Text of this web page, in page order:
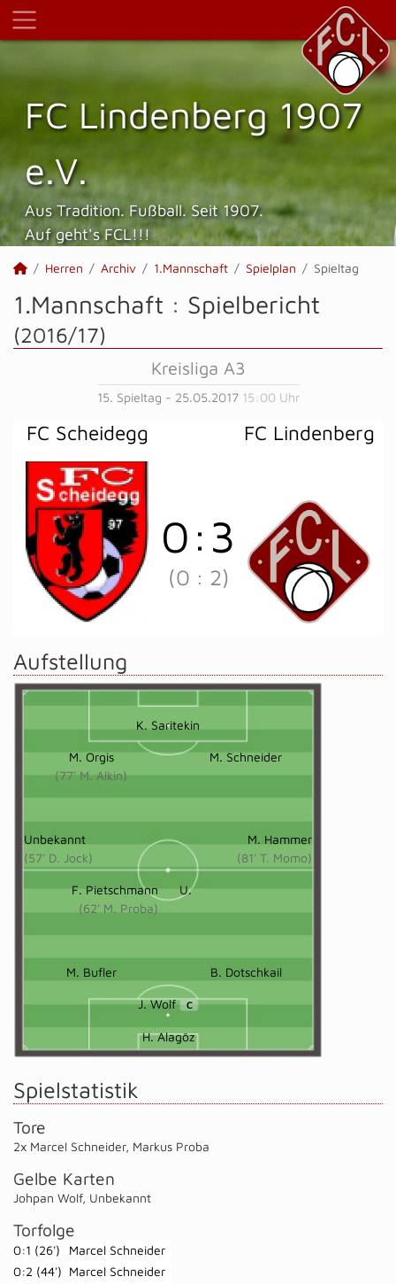
FC Lindenberg 1907
e.V.
Aus Tradition. Fußball. Seit 1907.
Auf geht's FCL!!!
Herren Archiv 1.Mannschaft Spielplan Spieltag
1.Mannschaft : Spielbericht
(2016/17)
Kreisliga A3
15. Spieltag - 25.05.2017 15:00 Uhr
FC Scheidegg FC Lindenberg
0 : 3
(0 : 2)
Aufstellung
K. Saritekin
M. Orgis
(77' M. Alkin)
M. Schneider
Unbekannt
(57' D. Jock)
M. Hammer
(81' T. Momo)
F. Pietschmann
(62' M. Proba)
U.
M. Bufler B. Dotschkail
J. Wolf C
H. Alagöz
Spielstatistik
Tore
2x Marcel Schneider, Markus Proba
Gelbe Karten
Johpan Wolf, Unbekannt
Torfolge
0:1 (26')
Marcel Schneider
0:2 (44') Marcel Schneider